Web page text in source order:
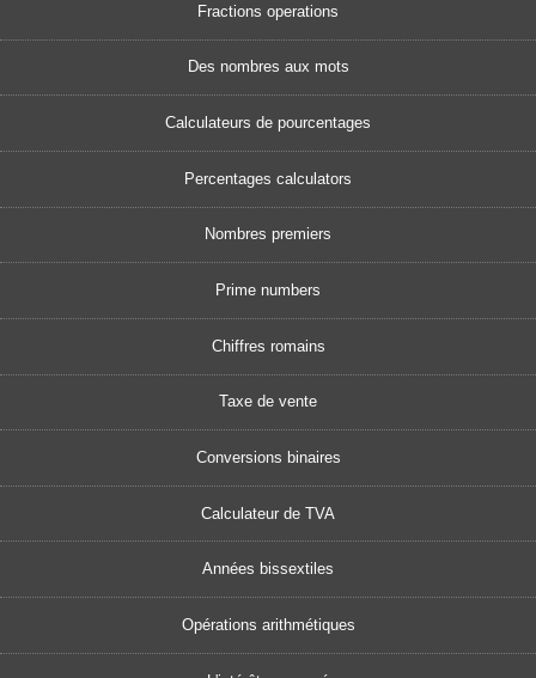
Fractions operations
Des nombres aux mots
Calculateurs de pourcentages
Percentages calculators
Nombres premiers
Prime numbers
Chiffres romains
Taxe de vente
Conversions binaires
Calculateur de TVA
Années bissextiles
Opérations arithmétiques